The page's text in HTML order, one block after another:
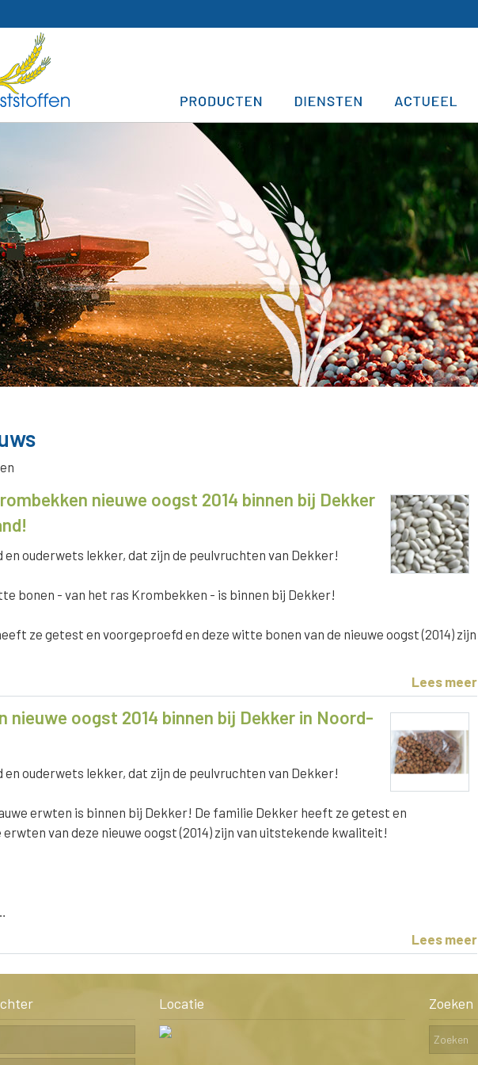
nieuwe oogst 2014 binnen bij Dekker
en ouderwets lekker, dat zijn de peulvruchten van Dekker!
bonen - van het ras Krombekken - is binnen bij Dekker!
ze getest en voorgeproefd en deze witte bonen van de nieuwe oogst (2014) zijn
Lees meer
nieuwe oogst 2014 binnen bij Dekker in Noord-
en ouderwets lekker, dat zijn de peulvruchten van Dekker!
erwten is binnen bij Dekker! De familie Dekker heeft ze getest en
van deze nieuwe oogst (2014) zijn van uitstekende kwaliteit!
Lees meer
Locatie Zoeken